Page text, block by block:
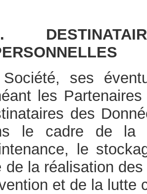
ses
les
des
le cadre de la
le
de la réalisation
et de la lutte